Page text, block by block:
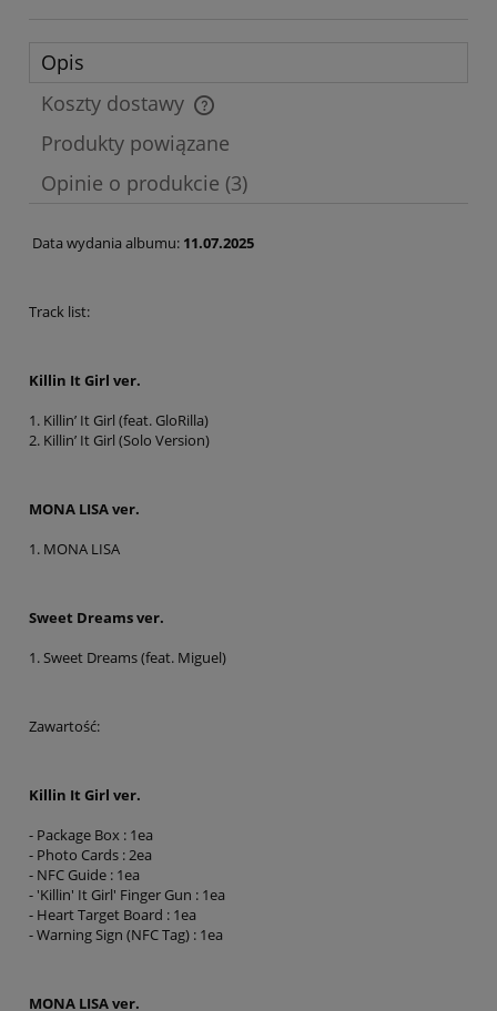
Opis
Koszty dostawy
Cena nie zawiera ewentualnych kosztów płatności
Produkty powiązane
Opinie o produkcie (3)
Data wydania albumu: 11.07.2025
Track list:
Killin It Girl ver.
1. Killin’ It Girl (feat. GloRilla)
2. Killin’ It Girl (Solo Version)
MONA LISA ver.
1. MONA LISA
Sweet Dreams ver.
1. Sweet Dreams (feat. Miguel)
Zawartość:
Killin It Girl ver.
- Package Box : 1ea
- Photo Cards : 2ea
- NFC Guide : 1ea
- 'Killin' It Girl' Finger Gun : 1ea
- Heart Target Board : 1ea
- Warning Sign (NFC Tag) : 1ea
MONA LISA ver.